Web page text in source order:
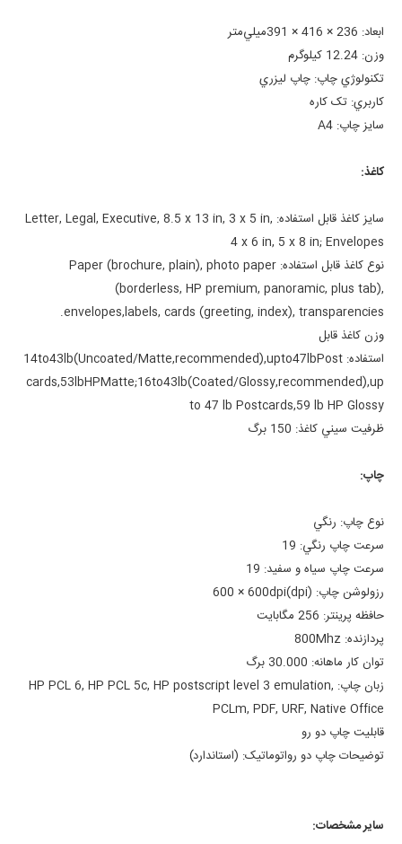
ابعاد: 236 × 416 × 391ميلي‌متر
وزن: 12.24 کيلوگرم
تکنولوژي چاپ: چاپ ليزري
کاربري: تک کاره
سايز چاپ: A4
کاغذ:
سايز کاغذ قابل استفاده: Letter, Legal, Executive, 8.5 x 13 in, 3 x 5 in,
4 x 6 in, 5 x 8 in; Envelopes
نوع کاغذ قابل استفاده: Paper (brochure, plain), photo paper
(borderless, HP premium, panoramic, plus tab),
envelopes,labels, cards (greeting, index), transparencies.
وزن کاغذ قابل
استفاده: 14to43lb(Uncoated/Matte,recommended),upto47lbPost
cards,53lbHPMatte;16to43lb(Coated/Glossy,recommended),up
to 47 lb Postcards,59 lb HP Glossy
ظرفيت سيني کاغذ: 150 برگ
چاپ:
نوع چاپ: رنگي
سرعت چاپ رنگي: 19
سرعت چاپ سياه و سفيد: 19
رزولوشن چاپ: (dpi)
600 × 600dpi
حافظه پرينتر: 256 مگابايت
پردازنده: 800Mhz
توان کار ماهانه: 30.000 برگ
زبان چاپ: HP PCL 6, HP PCL 5c, HP postscript level 3 emulation,
PCLm, PDF, URF, Native Office
قابليت چاپ دو رو
توضيحات چاپ دو رواتوماتیک: (استاندارد)
ساير مشخصات: